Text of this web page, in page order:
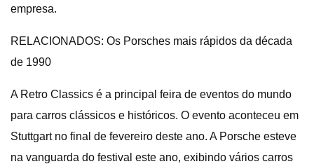
empresa.
RELACIONADOS: Os Porsches mais rápidos da década
de 1990
A Retro Classics é a principal feira de eventos do mundo
para carros clássicos e históricos. O evento aconteceu em
Stuttgart no final de fevereiro deste ano. A Porsche esteve
na vanguarda do festival este ano, exibindo vários carros